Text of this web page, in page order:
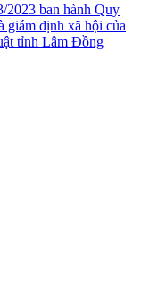
ban hành Quy
giám định xã hội của
tỉnh Lâm Đồng